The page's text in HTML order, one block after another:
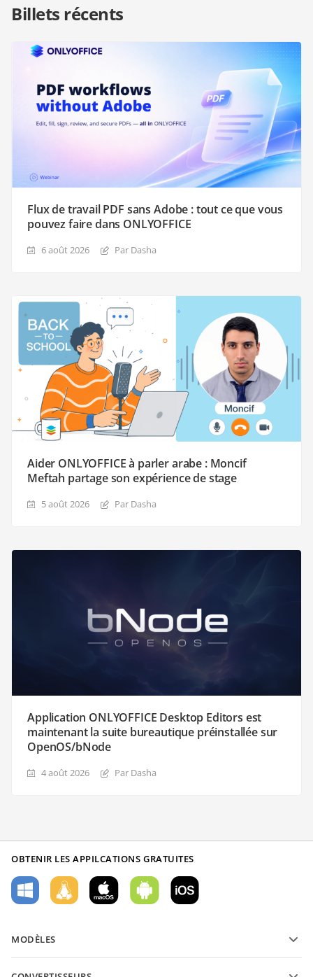
Billets récents
Flux de travail PDF sans Adobe : tout ce que vous
pouvez faire dans ONLYOFFICE
6 août 2026 Par Dasha
Aider ONLYOFFICE à parler arabe : Moncif
Meftah partage son expérience de stage
5 août 2026 Par Dasha
Application ONLYOFFICE Desktop Editors est
maintenant la suite bureautique préinstallée sur
OpenOS/bNode
4 août 2026 Par Dasha
OBTENIR LES APPILCATIONS GRATUITES
MODÈLES